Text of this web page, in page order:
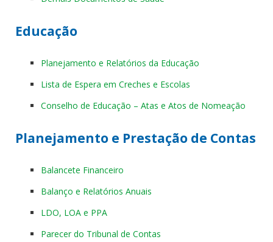
Educação
Planejamento e Relatórios da Educação
Lista de Espera em Creches e Escolas
Conselho de Educação – Atas e Atos de Nomeação
Planejamento e Prestação de Contas
Balancete Financeiro
Balanço e Relatórios Anuais
LDO, LOA e PPA
Parecer do Tribunal de Contas